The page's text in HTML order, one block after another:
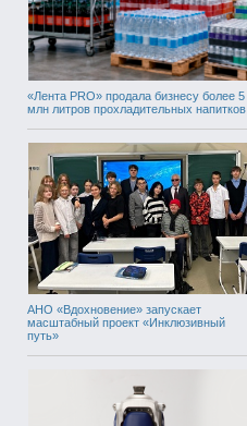
«Лента PRO» продала бизнесу более 5
млн литров прохладительных напитков
АНО «Вдохновение» запускает
масштабный проект «Инклюзивный
путь»